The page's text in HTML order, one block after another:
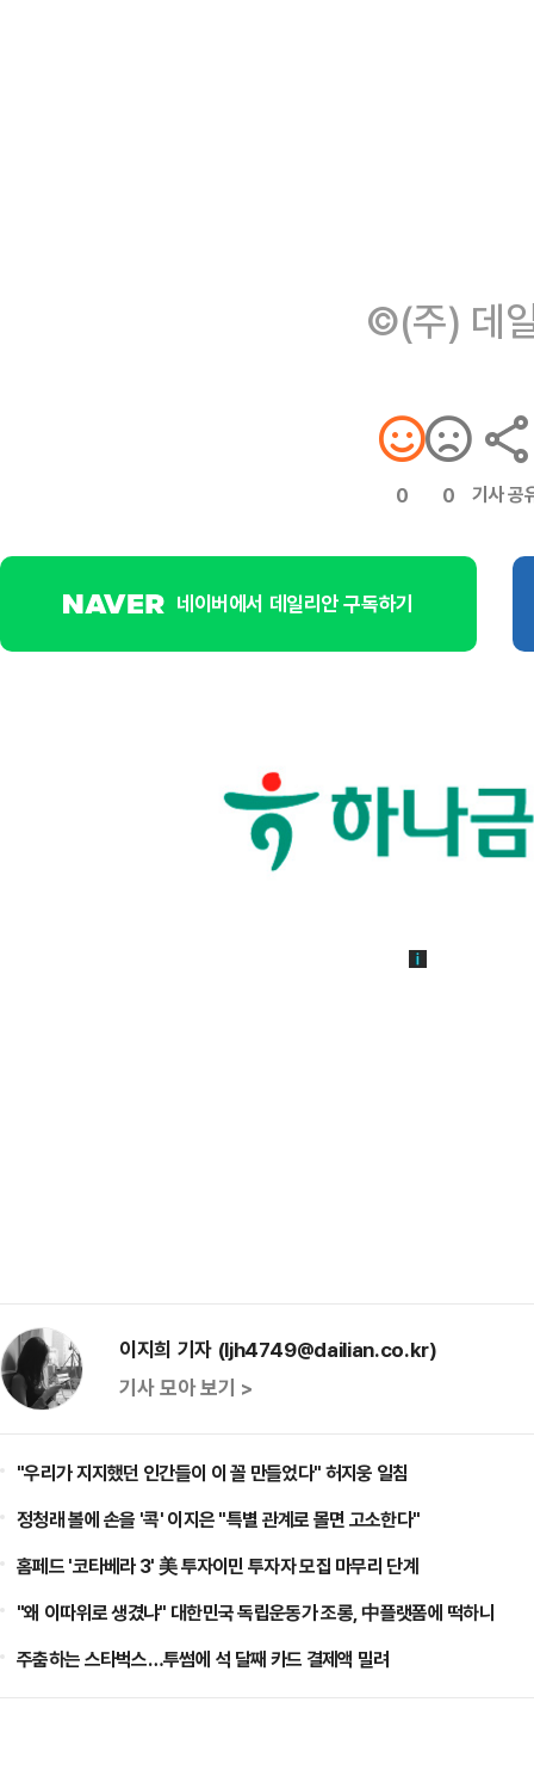
©(주) 데
0 0 기사 공
네이버에서 데일리안 구독하기
이지희 기자 (ljh4749@dailian.co.kr)
기사 모아 보기 >
"우리가 지지했던 인간들이 이 꼴 만들었다" 허지웅 일침
정청래 볼에 손을 '콕' 이지은 "특별 관계로 몰면 고소한다"
홈페드 '코타베라 3' 美 투자이민 투자자 모집 마무리 단계
"왜 이따위로 생겼냐" 대한민국 독립운동가 조롱, 中플랫폼에 떡하니
주춤하는 스타벅스…투썸에 석 달째 카드 결제액 밀려